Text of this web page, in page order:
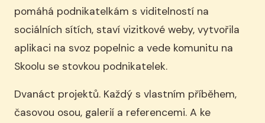
pomáhá podnikatelkám s viditelností na
sociálních sítích, staví vizitkové weby, vytvořila
aplikaci na svoz popelnic a vede komunitu na
Skoolu se stovkou podnikatelek.
Dvanáct projektů. Každý s vlastním příběhem,
časovou osou, galerií a referencemi. A ke